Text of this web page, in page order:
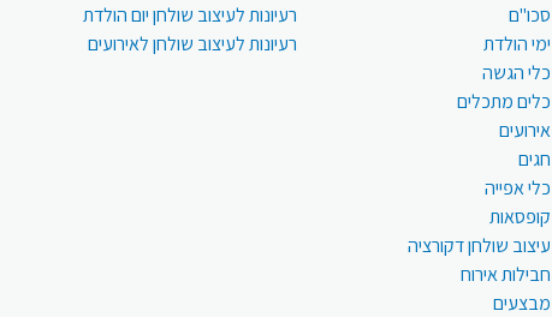
סכו"ם
ימי הולדת
כלי הגשה
כלים מתכלים
אירועים
חגים
כלי אפייה
קופסאות
עיצוב שולחן דקורציה
חבילות אירוח
מבצעים
רעיונות לעיצוב שולחן יום הולדת
רעיונות לעיצוב שולחן לאירועים